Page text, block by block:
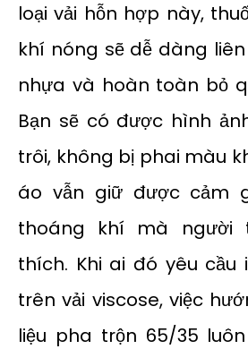
loại vải hỗn hợp này,
khí nóng sẽ dễ dàng liên
nhựa và hoàn toàn bỏ
Bạn sẽ có được hình
trôi, không bị phai màu
áo vẫn giữ được cảm
thoáng khí mà người
thích. Khi ai đó yêu cầu
trên vải viscose, việc
liệu pha trộn 65/35